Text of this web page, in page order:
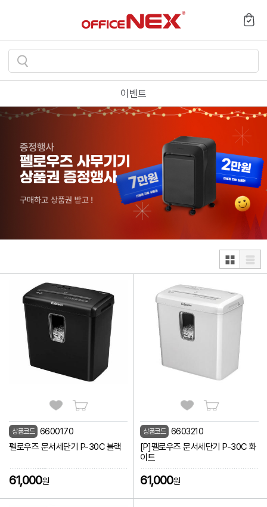
검
색
기
이벤트
상품코드 6600170
펠로우즈 문서세단기 P-30C 블랙
61,000원
상품코드 6603210
[P]펠로우즈 문서세단기 P-30C 화
이트
61,000원